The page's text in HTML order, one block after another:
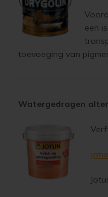
een
toevoeging van
Watergedragen